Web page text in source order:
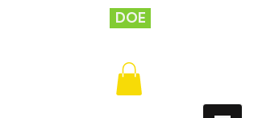
DOE